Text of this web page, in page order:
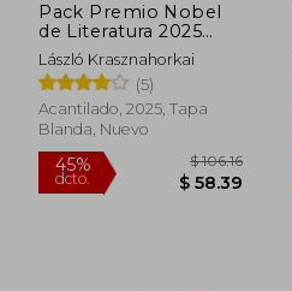
Pack Premio Nobel
de Literatura 2025
László Krasznahorkai
László Krasznahorkai
(5)
Acantilado, 2025, Tapa
Blanda, Nuevo